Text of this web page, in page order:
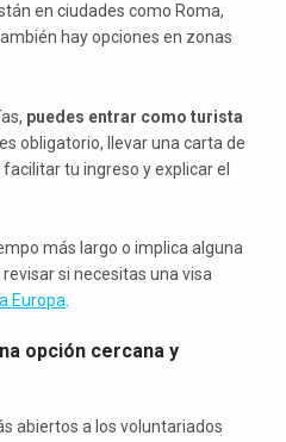
en ciudades como Roma,
hay opciones en zonas
puedes entrar como turista
obligatorio, llevar una carta de
tu ingreso y explicar el
más largo o implica alguna
si necesitas una visa
Europa
opción cercana y
abiertos a los voluntariados